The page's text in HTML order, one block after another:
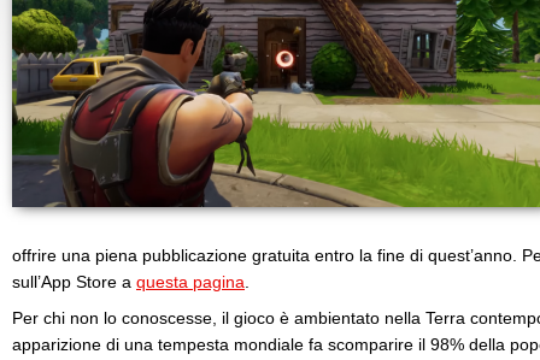
offrire una piena pubblicazione gratuita entro la fine di quest’anno.
sull’App Store a questa pagina
Per chi non lo conoscesse, il gioco è ambientato nella Terra
apparizione di una tempesta mondiale fa scomparire il 98% della